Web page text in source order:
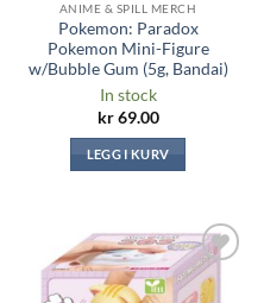
ANIME & SPILL MERCH
Pokemon: Paradox
Pokemon Mini-Figure
w/Bubble Gum (5g, Bandai)
In stock
kr69.00
LEGG I KURV
Legg til i
ønskeliste